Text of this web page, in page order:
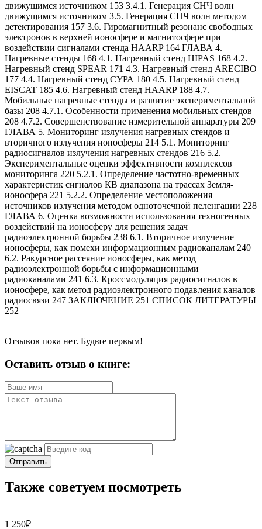
движущимся источником 153 3.4.1. Генерация СНЧ волн
движущимся источником 3.5. Генерация СНЧ волн методом
детектирования 157 3.6. Гиромагнитный резонанс свободных
электронов в верхней ионосфере и магнитосфере при
воздействии сигналами стенда HAARP 164 ГЛАВА 4.
Нагревные стенды 168 4.1. Нагревный стенд HIPAS 168 4.2.
Нагревный стенд SPEAR 171 4.3. Нагревный стенд ARECIBO
177 4.4. Нагревный стенд СУРА 180 4.5. Нагревный стенд
EISCAT 185 4.6. Нагревный стенд HAARP 188 4.7.
Мобильные нагревные стенды и развитие экспериментальной
базы 208 4.7.1. Особенности применения мобильных стендов
208 4.7.2. Совершенствование измерительной аппаратуры 209
ГЛАВА 5. Мониторинг излучения нагревных стендов и
вторичного излучения ионосферы 214 5.1. Мониторинг
радиосигналов излучения нагревных стендов 216 5.2.
Экспериментальные оценки эффективности комплексов
мониторинга 220 5.2.1. Определение частотно-временных
характеристик сигналов КВ диапазона на трассах Земля-
ионосфера 221 5.2.2. Определение местоположения
источников излучения методом одноточечной пеленгации 228
ГЛАВА 6. Оценка возможности использования техногенных
воздействий на ионосферу для решения задач
радиоэлектронной борьбы 238 6.1. Вторичное излучение
ионосферы, как помехи информационным радиоканалам 240
6.2. Ракурсное рассеяние ионосферы, как метод
радиоэлектронной борьбы с информационными
радиоканалами 241 6.3. Кроссмодуляция радиосигналов в
ионосфере, как метод радиоэлектронного подавления каналов
радиосвязи 247 ЗАКЛЮЧЕНИЕ 251 СПИСОК ЛИТЕРАТУРЫ
252
Отзывов пока нет. Будьте первым!
Оставить отзыв о книге:
Отправить
Также советуем посмотреть
1 250₽